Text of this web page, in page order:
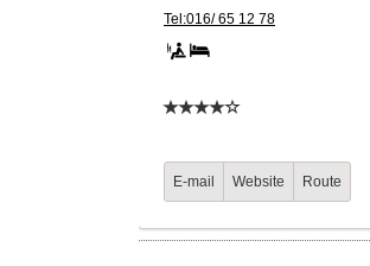
Tel:016/ 65 12 78
E-mail Website Route